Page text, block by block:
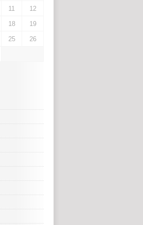
11 12
18 19
25 26